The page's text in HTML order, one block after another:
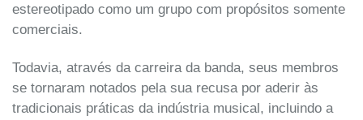
estereotipado como um grupo com propósitos somente
comerciais.
Todavia, através da carreira da banda, seus membros
se tornaram notados pela sua recusa por aderir às
tradicionais práticas da indústria musical, incluindo a